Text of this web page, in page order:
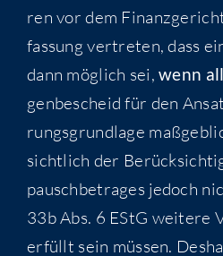
ren vor dem
fas­sung ver­tre­ten, dass
dann mög­lich sei,wenn
gen­be­scheid für den
rungs­grund­la­ge
sicht­lich der
pausch­be­tra­ges jedoch
33b Abs. 6 EStG wei­te­re
erfüllt sein müs­sen.